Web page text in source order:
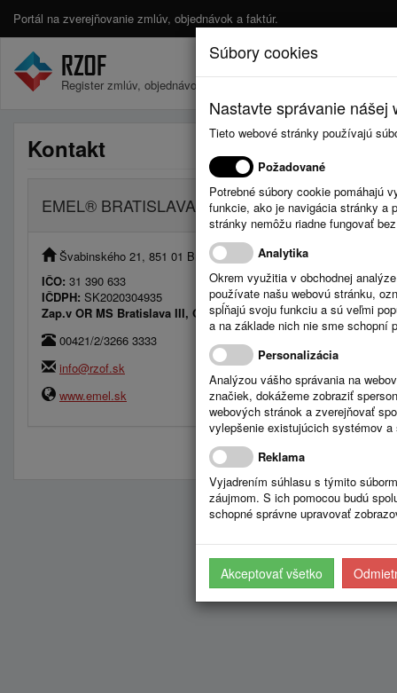
Portál na zverejňovanie zmlúv, objednávok a faktúr.
Register zmlúv, objednávok a faktúr.
Kontakt
EMEL® BRATISLAVA, s. r. o.
Švabinského 21, 851 01 Bratislava, Slovenská republika
IČO: 31 390 633
IČDPH: SK2020304935
Zap.v OR MS Bratislava III, Odd: Sro, Vložka č. 8538/B
00421/2/3266 3333
info@rzof.sk
www.emel.sk
Súbory cookies
Nastavte správanie
Tieto webové stránky používajú
Požadované
Potrebné súbory cookie pomáhajú
funkcie, ako je navigácia stránky a
stránky nemôžu riadne fungovať
Analytika
Okrem využitia v obchodnej
používate našu webovú stránku,
spĺňajú svoju funkciu a sú veľmi
a na základe nich nie sme schopní
Personalizácia
Analýzou vášho správania na
značiek, dokážeme zobraziť
webových stránok a zverejňovať
vylepšenie existujúcich systémov
Reklama
Vyjadrením súhlasu s týmito
záujmom. S ich pomocou budú
schopné správne upravovať
Akceptovať všetko